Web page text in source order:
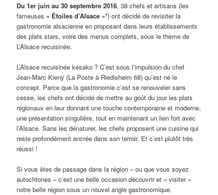
Du 1er juin au 30 septembre 2016, 38 chefs et artisans (les
fameuses « Étoiles d’Alsace »*) ont décidé de revisiter la
gastronomie alsacienne en proposant dans leurs établissements
des plats stars, voire des menus complets, sous le thème de
L’Alsace recuisinée.
L’Alsace recuisinée késako ? C’est sous l’impulsion du chef
Jean-Marc Kieny (La Poste à Riedisheim 68) qu’est né le
concept. Parce que la gastronomie c’est se renouveler sans
cesse, les chefs ont décidé de mettre au goût du jour les plats
régionaux en leur donnant une touche contemporaine et moderne,
une présentation singulière, tout en maintenant un lien fort avec
l’Alsace. Sans les dénaturer, les chefs proposent une cuisine qui
reste profondément ancrée dans son terroir. Et c’est plutôt très
réussi !
Si vous êtes de passage dans la région – ou que vous soyez
autochtones – c’est une belle occasion découvrir et « visiter »
notre belle région sous un nouvel angle gastronomique.